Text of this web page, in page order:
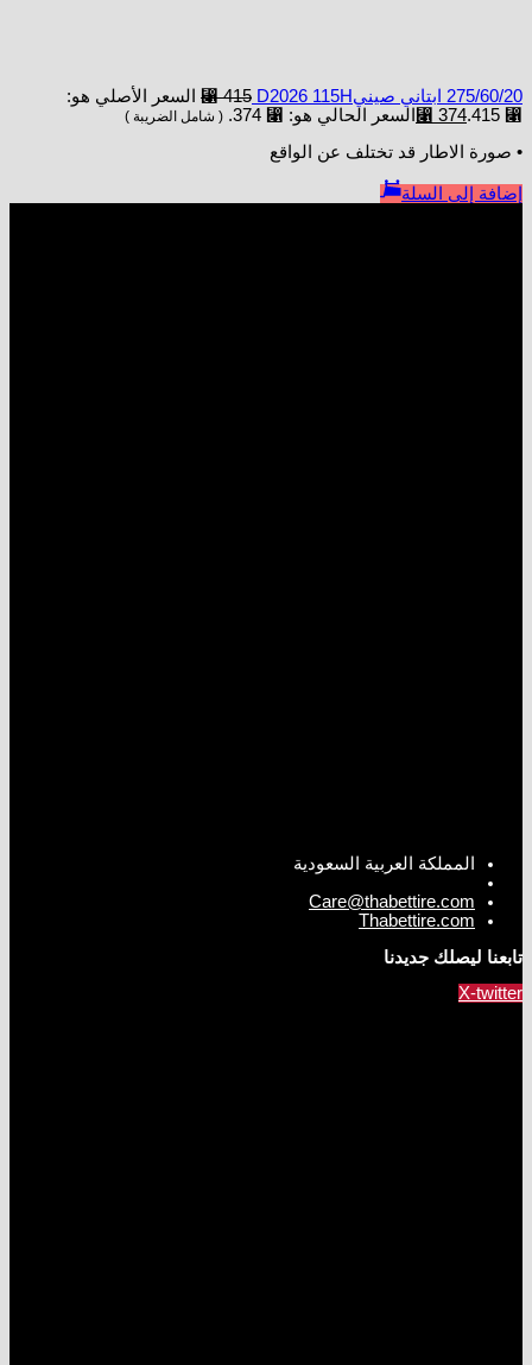
275/60/20 ابتاني صينيD2026 115H ⃁415
السعر الأصلي هو:
⃁ 415.
⃁ 374 السعر الحالي هو: ⃁ 374. ( شامل الضريبة )
• صورة الاطار قد تختلف عن الواقع
إضافة إلى السلة
المملكة العربية السعودية
Care@thabettire.com
Thabettire.com
تابعنا ليصلك جديدنا
X-twitter